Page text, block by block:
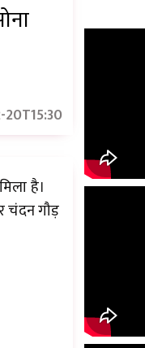
20T15:30
है।
चंदन गौड़